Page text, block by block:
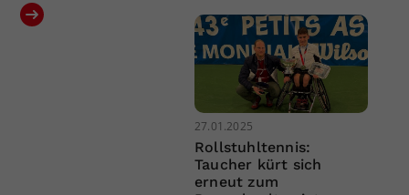
27.01.2025
Rollstuhltennis:
Taucher kürt sich
erneut zum